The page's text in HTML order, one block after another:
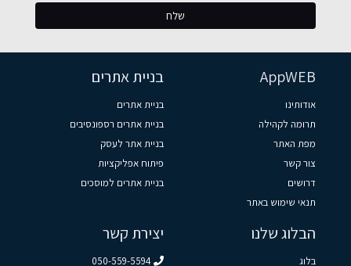
AppWEB
אודותינו
תרומה לקהילה
מפת האתר
צור קשר
דרושים
תנאי שימוש באתר
בניית אתרים
בניית אתרים
בניית אתרים רספונסיבים
בניית אתר לעסק
פיתוח אפליקציות
בניית אתרים למוסכים
הבלוג שלנו
בלוג
יצירת קשר
050-559-5594